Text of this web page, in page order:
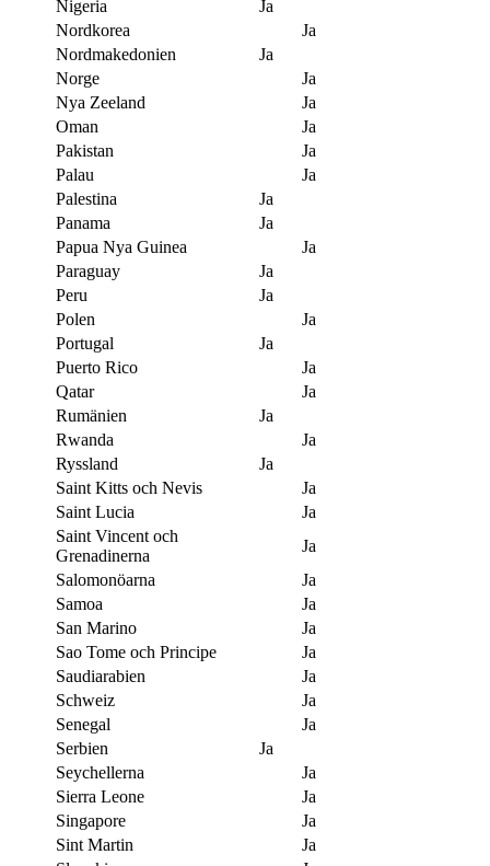
Nigeria
Ja
Nordkorea
Ja
Nordmakedonien
Ja
Norge
Ja
Nya Zeeland
Ja
Oman
Ja
Pakistan
Ja
Palau
Ja
Palestina
Ja
Panama
Ja
Papua Nya Guinea
Ja
Paraguay
Ja
Peru
Ja
Polen
Ja
Portugal
Ja
Puerto Rico
Ja
Qatar
Ja
Rumänien
Ja
Rwanda
Ja
Ryssland
Ja
Saint Kitts och Nevis
Ja
Saint Lucia
Ja
Saint Vincent och
Grenadinerna
Ja
Salomonöarna
Ja
Samoa
Ja
San Marino
Ja
Sao Tome och Principe
Ja
Saudiarabien
Ja
Schweiz
Ja
Senegal
Ja
Serbien
Ja
Seychellerna
Ja
Sierra Leone
Ja
Singapore
Ja
Sint Martin
Ja